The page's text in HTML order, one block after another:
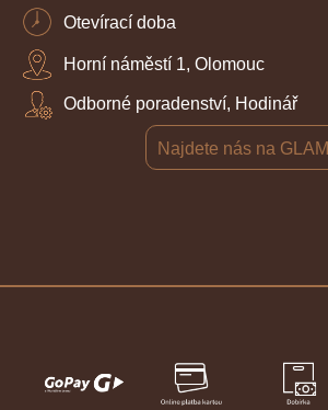
Otevírací doba
Horní náměstí 1, Olomouc
Odborné poradenství, Hodinář
Najdete nás na GLAMI